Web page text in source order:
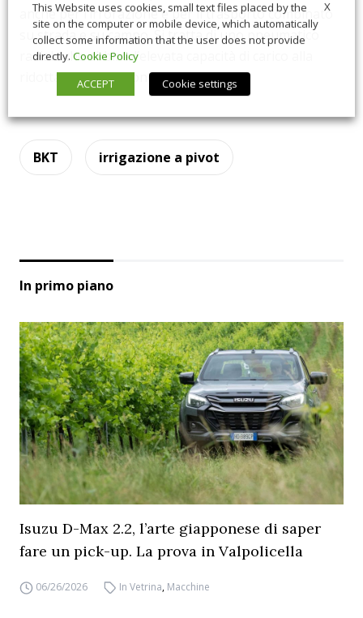
anche per l’irrorazione e per il trasporto combinato
su strada e su campo. Si tratta di uno pneumatico
radiale che abbina l’elevata capacità di carico alla
ridotta compattazione.
BKT irrigazione a pivot
In primo piano
Isuzu D-Max 2.2, l’arte giapponese di saper
fare un pick-up. La prova in Valpolicella
06/26/2026 In Vetrina, Macchine
X
This Website uses cookies, small text files placed by the
site on the computer or mobile device, which automatically
collect some information that the user does not provide
directly. Cookie Policy
ACCEPT
Cookie settings